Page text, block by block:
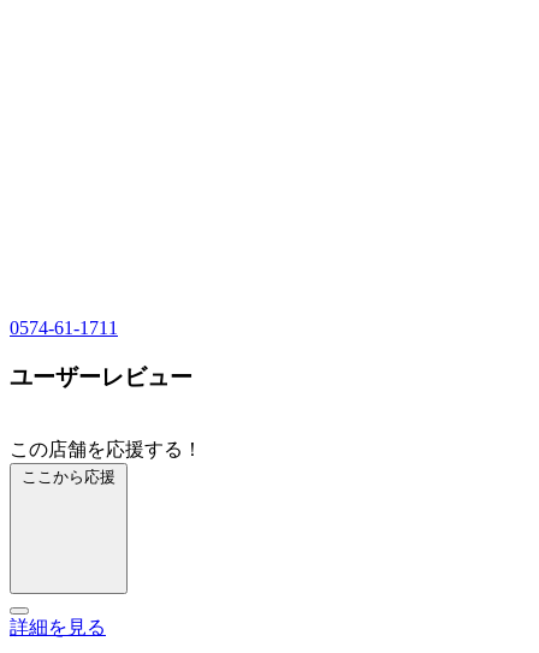
0574-61-1711
ユーザーレビュー
この店舗を応援する！
ここから応援
詳細を見る